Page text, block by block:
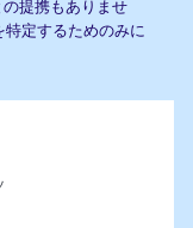
提携もありませ
特定するためのみに